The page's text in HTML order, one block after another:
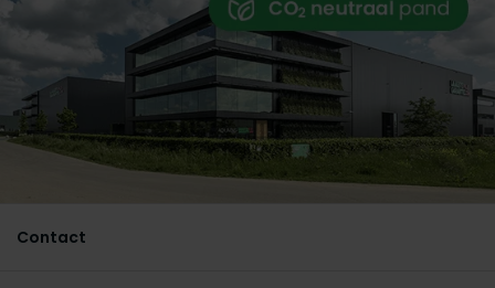
Contact